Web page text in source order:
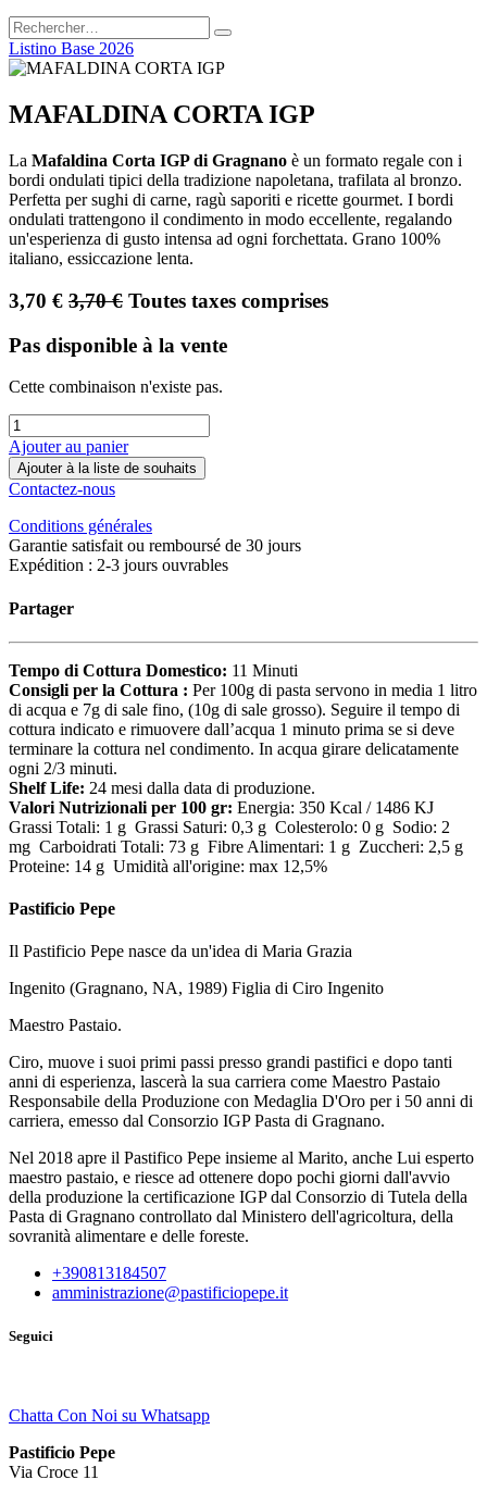
Listino Base 2026
MAFALDINA CORTA IGP
La Mafaldina Corta IGP di Gragnano è un formato regale con i
bordi ondulati tipici della tradizione napoletana, trafilata al bronzo.
Perfetta per sughi di carne, ragù saporiti e ricette gourmet. I bordi
ondulati trattengono il condimento in modo eccellente, regalando
un'esperienza di gusto intensa ad ogni forchettata. Grano 100%
italiano, essiccazione lenta.
3,70 € 3,70€ Toutes taxes comprises
Pas disponible à la vente
Cette combinaison n'existe pas.
Ajouter au panier
Ajouter à la liste de souhaits
Contactez-nous
Conditions générales
Garantie satisfait ou remboursé de 30 jours
Expédition : 2-3 jours ouvrables
Partager
Tempo di Cottura Domestico: 11 Minuti
Consigli per la Cottura : Per 100g di pasta servono in media 1 litro
di acqua e 7g di sale fino, (10g di sale grosso). Seguire il tempo di
cottura indicato e rimuovere dall’acqua 1 minuto prima se si deve
terminare la cottura nel condimento. In acqua girare delicatamente
ogni 2/3 minuti.
Shelf Life: 24 mesi dalla data di produzione.
Valori Nutrizionali per 100 gr: Energia: 350 Kcal / 1486 KJ
Grassi Totali: 1 g Grassi Saturi: 0,3 g Colesterolo: 0 g Sodio: 2
mg Carboidrati Totali: 73 g Fibre Alimentari: 1 g Zuccheri: 2,5 g
Proteine: 14 g Umidità all'origine: max 12,5%
Pastificio Pepe
Il Pastificio Pepe nasce da un'idea di Maria Grazia
Ingenito (Gragnano, NA, 1989) Figlia di Ciro Ingenito
Maestro Pastaio.
Ciro, muove i suoi primi passi presso grandi pastifici e dopo tanti
anni di esperienza, lascerà la sua carriera come Maestro Pastaio
Responsabile della Produzione con Medaglia D'Oro per i 50 anni di
carriera, emesso dal Consorzio IGP Pasta di Gragnano.
Nel 2018 apre il Pastifico Pepe insieme al Marito, anche Lui esperto
maestro pastaio, e riesce ad ottenere dopo pochi giorni dall'avvio
della produzione la certificazione IGP dal Consorzio di Tutela della
Pasta di Gragnano controllato dal Ministero dell'agricoltura, della
sovranità alimentare e delle foreste.
+390813184507
amministrazione@pastificiopepe.it
Seguici
Chatta Con Noi su Whatsapp
Pastificio Pepe
Via Croce 11